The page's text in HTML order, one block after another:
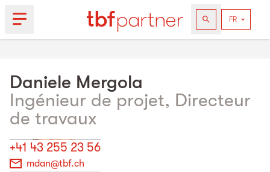
Daniele Mergola
Ingénieur de projet, Directeur
de travaux
+41 43 255 23 56
mdan@tbf.ch